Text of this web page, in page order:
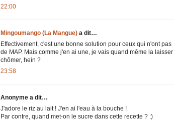
22:00
Mingoumango (La Mangue) a dit…
Effectivement, c'est une bonne solution pour ceux qui n'ont pas
de MAP. Mais comme j'en ai une, je vais quand même la laisser
chômer, hein ?
23:58
Anonyme a dit…
J'adore le riz au lait ! J'en ai l'eau à la bouche !
Par contre, quand met-on le sucre dans cette recette ? :)